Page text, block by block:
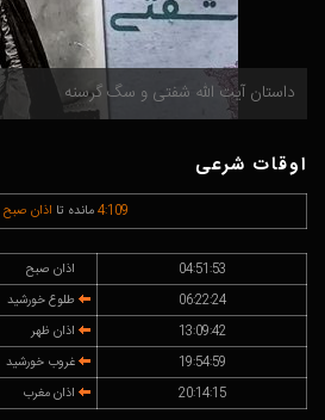
داستان آیت الله شفتی و سگ گرسنه
اوقات شرعی
4:109 مانده تا اذان صبح
04:51:53
اذان صبح
06:22:24
طلوع خورشید
13:09:42
اذان ظهر
19:54:59
غروب خورشید
20:14:15
اذان مغرب